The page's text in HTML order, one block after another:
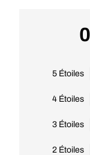
0
5 Étoiles
4 Étoiles
3 Étoiles
2 Étoiles